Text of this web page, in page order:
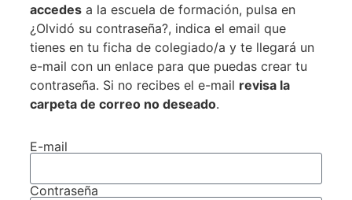
accedesa la escuela de formación, pulsa en
¿Olvidó su contraseña?, indica el email que
tienes en tu ficha de colegiado/a y te llegará un
e-mail con un enlace para que puedas crear tu
contraseña. Si no recibes el e-mail revisa la
carpeta de correo no deseado.
E-mail
Contraseña